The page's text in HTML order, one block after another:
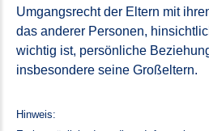
Umgangsrecht der Eltern mit
das anderer Personen,
wichtig ist, persönliche
insbesondere seine Großeltern.
Hinweis: